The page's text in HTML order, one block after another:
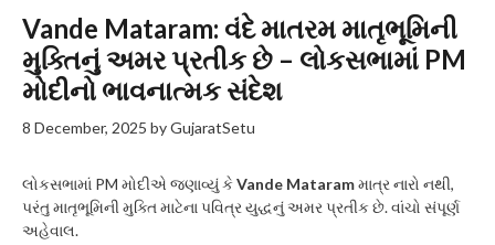
Vande Mataram: વંદે માતરમ માતૃભૂમિની
મુક્તિનું અમર પ્રતીક છે – લોકસભામાં PM
મોદીનો ભાવનાત્મક સંદેશ
8 December, 2025 byGujaratSetu
લોકસભામાં PM મોદીએ જણાવ્યું કેVande Mataramમાત્ર નારો નથી,
પરંતુ માતૃભૂમિની મુક્તિ માટેના પવિત્ર યુદ્ધનું અમર પ્રતીક છે. વાંચો સંપૂર્ણ
અહેવાલ.